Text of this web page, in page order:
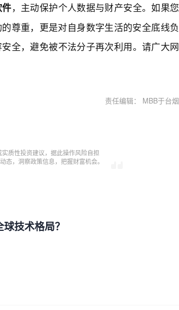
，主动保护个人数据与财产安全。如果您
尊重，更是对自身数字生活的安全底线负
全，避免被不法分子再次利用。请广大网
责任编辑： MBB于台烟
质性投资建议，据此操作风险自担
，洞察政策信息，把握财富机会。
技术格局？